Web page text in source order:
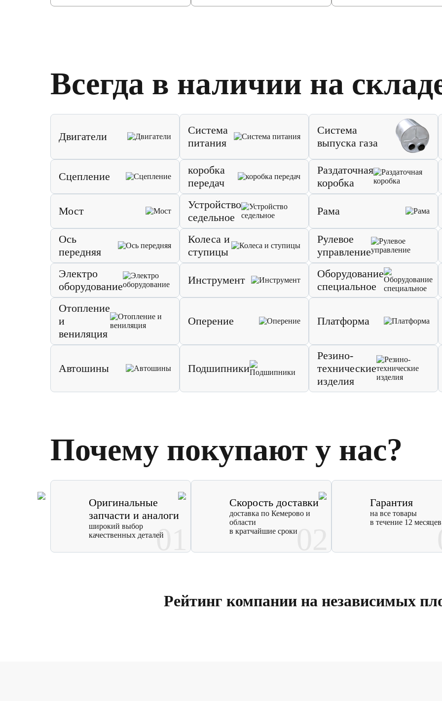
Всегда в наличии на
Двигатели
Система
питания
Система
выпуска газа
Сцепление
коробка
передач
Раздаточная
коробка
Мост
Устройство
седельное
Рама
Ось
передняя
Колеса и
ступицы
Рулевое
управление
Электро
оборудование
Инструмент
Оборудование
специальное
Отопление
и
вениляция
Оперение Платформа
Автошины Подшипники
Резино-
технические
изделия
Почему покупают у нас?
Оригинальные
запчасти и аналоги
широкий выбор
качественных деталей01
Скорость доставки
доставка по Кемерово и
области
в кратчайшие сроки02
Гарантия
на все товары
в течение 12 месяцев
Рейтинг компании на независимых